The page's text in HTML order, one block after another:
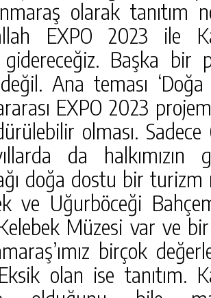
olarak tanıtım
EXPO 2023 ile
Başka bir
Ana teması ‘Doğa
EXPO 2023
olması.
da
doğa dostu bir
ve Uğurböceği
Müzesi var ve
birçok
olan ise tanıtım.